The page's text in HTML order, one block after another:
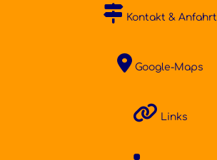
Kontakt & Anfahrt
Google-Maps
Links